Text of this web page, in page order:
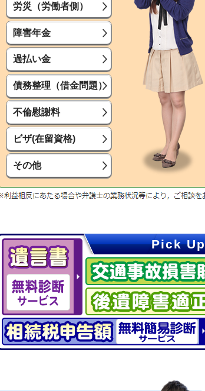
労災（労働者側）
障害年金
過払い金
債務整理（借金問題）
不倫慰謝料
ビザ(在留資格)
その他
Pick